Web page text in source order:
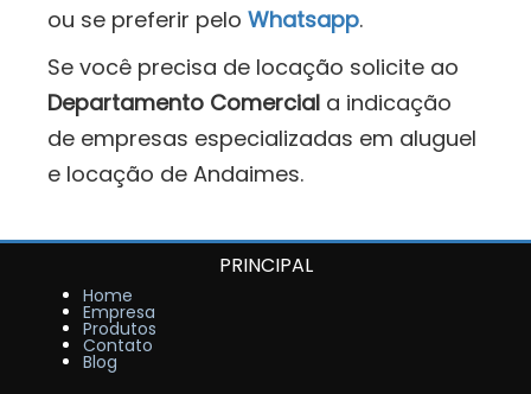
ou se preferir pelo Whatsapp.
Se você precisa de locação solicite ao
Departamento Comercial a indicação
de empresas especializadas em aluguel
e locação de Andaimes.
PRINCIPAL
Home
Empresa
Produtos
Contato
Blog